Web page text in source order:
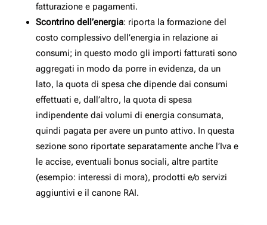
fatturazione e pagamenti.
Scontrino dell’energia: riporta la formazione del
costo complessivo dell’energia in relazione ai
consumi; in questo modo gli importi fatturati sono
aggregati in modo da porre in evidenza, da un
lato, la quota di spesa che dipende dai consumi
effettuati e, dall’altro, la quota di spesa
indipendente dai volumi di energia consumata,
quindi pagata per avere un punto attivo. In questa
sezione sono riportate separatamente anche l’Iva e
le accise, eventuali bonus sociali, altre partite
(esempio: interessi di mora), prodotti e/o servizi
aggiuntivi e il canone RAI.